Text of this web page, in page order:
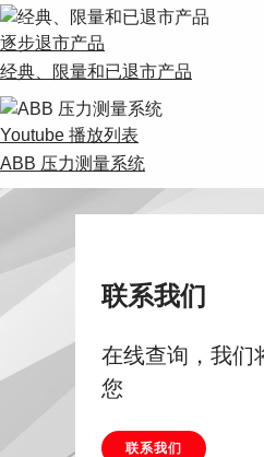
逐步退市产品
经典、限量和已退市产品
Youtube 播放列表
ABB 压力测量系统
联系我们
在线查询，我们
您
联系我们